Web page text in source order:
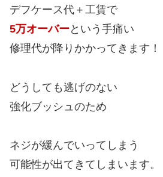
デフケース代＋工賃で
5万オーバーという手痛い
修理代が降りかかってきます！
どうしても逃げのない
強化ブッシュのため
ネジが緩んでいってしまう
可能性が出てきてしまいます。